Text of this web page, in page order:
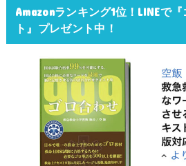
Amazonランキング1位！LINEで
ト』プレゼント中！